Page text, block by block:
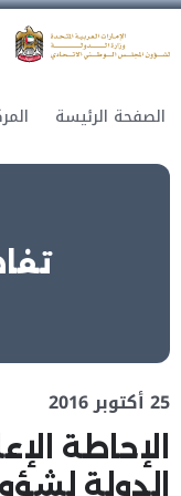
الصفحة الرئيسة
25 أكتوبر 2016
الإحاطة
الدولة